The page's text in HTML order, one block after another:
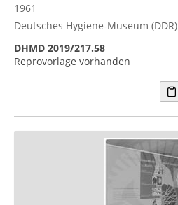
1961
Deutsches Hygiene-Museum (DDR)
DHMD 2019/217.58
Reprovorlage vorhanden